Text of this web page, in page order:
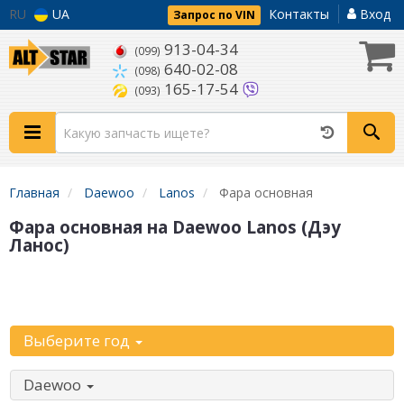
RU UA Запрос по VIN Контакты Вход
(099) 913-04-34
(098) 640-02-08
(093) 165-17-54
Главная Daewoo Lanos Фара основная
Фара основная на Daewoo Lanos (Дэу
Ланос)
Выберите год
Daewoo